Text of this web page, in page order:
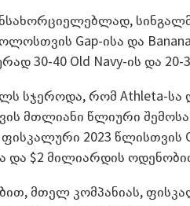
Gap-ისა და
30-40 Old Navy-ის და 20-
სჯეროდა, რომ Athleta-
მთლიანი წლიური
2023 წლისთვის
და $2 მილიარდის
მთელ კომპანიას,